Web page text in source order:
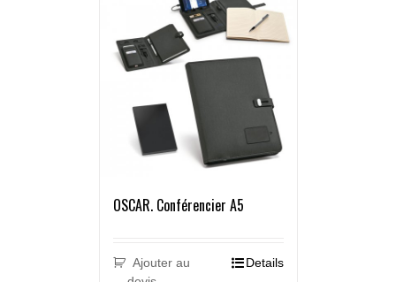
OSCAR. Conférencier A5
Ajouter au
Details